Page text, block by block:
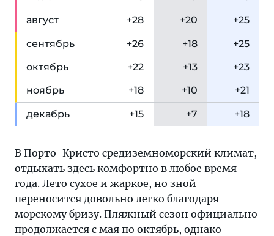
август +28 +20 +25
сентябрь +26 +18
+25
октябрь +22 +13
+23
ноябрь +18 +10 +21
декабрь +15 +7 +18
В Порто-Кристо средиземноморский климат,
отдыхать здесь комфортно в любое время
года. Лето сухое и жаркое, но зной
переносится довольно легко благодаря
морскому бризу. Пляжный сезон официально
продолжается с мая по октябрь, однако